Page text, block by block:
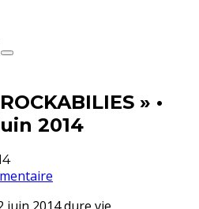
» •
2014